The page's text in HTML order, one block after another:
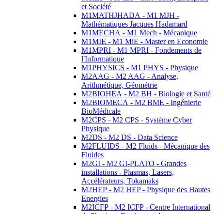
et Société
M1MATHJHADA - M1 MJH -
Mathématiques Jacques Hadamard
M1MECHA - M1 Mech - Mécanique
M1MIE - M1 MiE - Master en Economie
M1MPRI - M1 MPRI - Fondements de
l'Informatique
M1PHYSICS - M1 PHYS - Physique
M2AAG - M2 AAG - Analyse,
Arithmétique, Géométrie
M2BIOHEA - M2 BH - Biologie et Santé
M2BIOMECA - M2 BME - Ingénierie
BioMédicale
M2CPS - M2 CPS - Système Cyber
Physique
M2DS - M2 DS - Data Science
M2FLUIDS - M2 Fluids - Mécanique des
Fluides
M2GI - M2 GI-PLATO - Grandes
installations - Plasmas, Lasers,
Accélérateurs, Tokamaks
M2HEP - M2 HEP - Physique des Hautes
Energies
M2ICFP - M2 ICFP - Centre International